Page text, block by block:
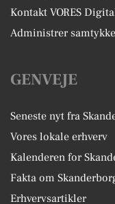
Kontakt VORES
Administrer samtykke
GENVEJE
Seneste nyt fra
Vores lokale erhverv
Kalenderen for
Fakta om
Erhvervsartikler